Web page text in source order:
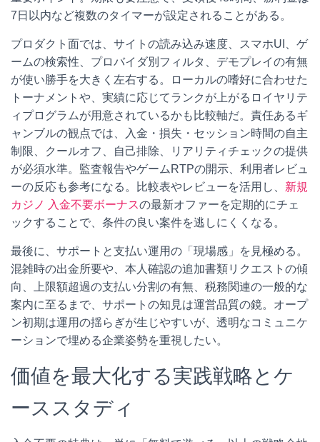
7日以内など複数のタイマーが設定されることがある。
プロダクト面では、サイトの読み込み速度、スマホUI、ゲ
ームの検索性、プロバイダ別フィルタ、デモプレイの有無
が使い勝手を大きく左右する。ローカルの嗜好に合わせた
トーナメントや、実績に応じてランクが上がるロイヤリテ
ィプログラムが用意されているかも比較軸だ。責任あるギ
ャンブルの観点では、入金・損失・セッション時間の自主
制限、クールオフ、自己排除、リアリティチェックの提供
が必須水準。監査報告やゲームRTPの開示、利用者レビュ
ーの反応も参考になる。比較表やレビューを活用し、 新規
カジノ 入金不要ボーナスの最新オファーを定期的にチェ
ックすることで、条件の良い案件を逃しにくくなる。
最後に、サポートと支払い運用の「現場感」を見極める。
混雑時の出金所要や、本人確認の追加書類リクエストの傾
向、上限額超過の支払い分割の有無、税務関連の一般的な
案内に至るまで、サポートの知見は運営品質の鏡。オープ
ン初期は運用の揺らぎが生じやすいが、透明なコミュニケ
ーションで埋める企業姿勢を重視したい。
価値を最大化する実践戦略とケ
ーススタディ